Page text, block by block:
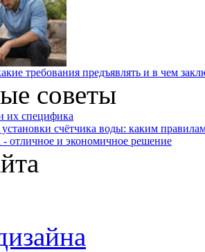
требования предъявлять и в чем
советы
их специфика
счётчика воды: каким
- отличное и экономичное решение